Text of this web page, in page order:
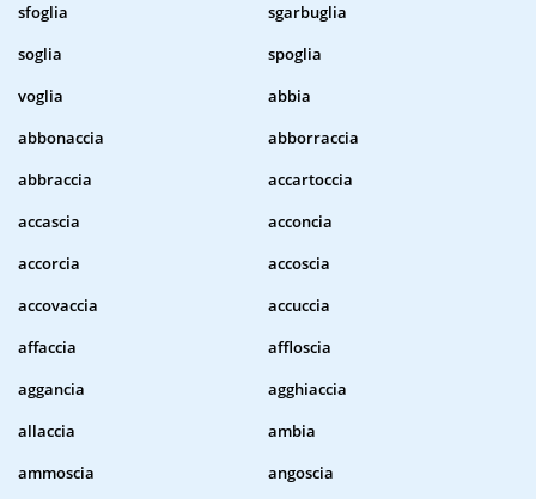
sfoglia
sgarbuglia
soglia
spoglia
voglia
abbia
abbonaccia
abborraccia
abbraccia
accartoccia
accascia
acconcia
accorcia
accoscia
accovaccia
accuccia
affaccia
affloscia
aggancia
agghiaccia
allaccia
ambia
ammoscia
angoscia